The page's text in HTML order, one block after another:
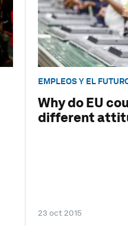
EMPLEOS Y EL
Why do EU
different
23 oct 2015